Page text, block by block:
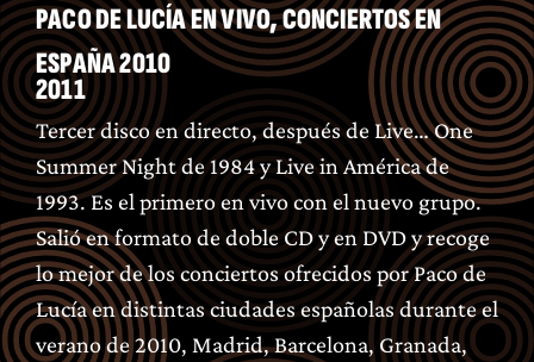
PACO DE LUCÍA EN VIVO, CONCIERTOS EN
ESPAÑA 2010
2011
Tercer disco en directo, después de Live… One
Summer Night de 1984 y Live in América de
1993. Es el primero en vivo con el nuevo grupo.
Salió en formato de doble CD y en DVD y recoge
lo mejor de los conciertos ofrecidos por Paco de
Lucía en distintas ciudades españolas durante el
verano de 2010, Madrid, Barcelona, Granada,